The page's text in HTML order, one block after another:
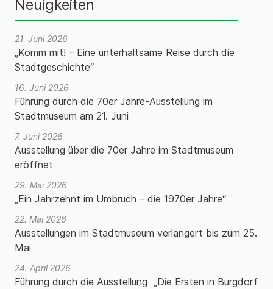
Neuigkeiten
21. Juni 2026
„Komm mit! – Eine unterhaltsame Reise durch die
Stadtgeschichte“
16. Juni 2026
Führung durch die 70er Jahre-Ausstellung im
Stadtmuseum am 21. Juni
7. Juni 2026
Ausstellung über die 70er Jahre im Stadtmuseum
eröffnet
29. Mai 2026
„Ein Jahrzehnt im Umbruch – die 1970er Jahre“
22. Mai 2026
Ausstellungen im Stadtmuseum verlängert bis zum 25.
Mai
24. April 2026
Führung durch die Ausstellung „Die Ersten in Burgdorf